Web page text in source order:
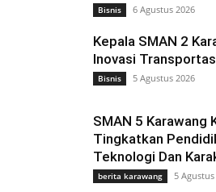
Bisnis 6 Agustus 2026
Kepala SMAN 2
Inovasi
Bisnis 5 Agustus 2026
SMAN 5 Karawang
Tingkatkan
Teknologi Dan
berita karawang 5 Agustus